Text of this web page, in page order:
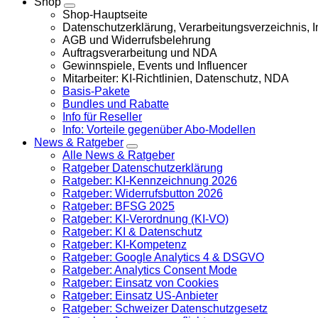
Shop-Hauptseite
Datenschutzerklärung, Verarbeitungsverzeichnis,
AGB und Widerrufsbelehrung
Auftragsverarbeitung und NDA
Gewinnspiele, Events und Influencer
Mitarbeiter: KI-Richtlinien, Datenschutz, NDA
Basis-Pakete
Bundles und Rabatte
Info für Reseller
Info: Vorteile gegenüber Abo-Modellen
News & Ratgeber
Alle News & Ratgeber
Ratgeber Datenschutzerklärung
Ratgeber: KI-Kennzeichnung 2026
Ratgeber: Widerrufsbutton 2026
Ratgeber: BFSG 2025
Ratgeber: KI-Verordnung (KI-VO)
Ratgeber: KI & Datenschutz
Ratgeber: KI-Kompetenz
Ratgeber: Google Analytics 4 & DSGVO
Ratgeber: Analytics Consent Mode
Ratgeber: Einsatz von Cookies
Ratgeber: Einsatz US-Anbieter
Ratgeber: Schweizer Datenschutzgesetz